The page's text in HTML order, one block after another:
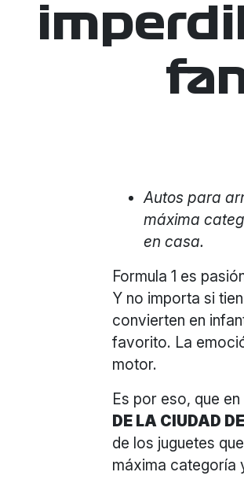
Autos para
máxima
en casa.
Formula 1 es
Y no importa si
convierten en
favorito. La
motor.
Es por eso, que
DE LA CIUDAD
de los juguetes
máxima categoría